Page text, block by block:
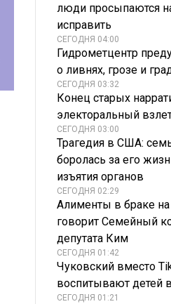
Пашинян после
разговора с
Путиным заявил
«начале конца
ЕАЭС»
люди просыпаются
исправить
СЕГОДНЯ 04:00
Гидрометцентр
о ливнях, грозе и
СЕГОДНЯ 03:32
Конец старых
электоральный
СЕГОДНЯ 03:00
Трагедия в США:
боролась за его
изъятия органов
СЕГОДНЯ 02:29
Алименты в браке на
говорит Семейный
депутата Ким
СЕГОДНЯ 01:42
Чуковский вместо
воспитывают детей
СЕГОДНЯ 01:21